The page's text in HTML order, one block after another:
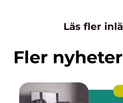
Läs fler
Fler nyheter